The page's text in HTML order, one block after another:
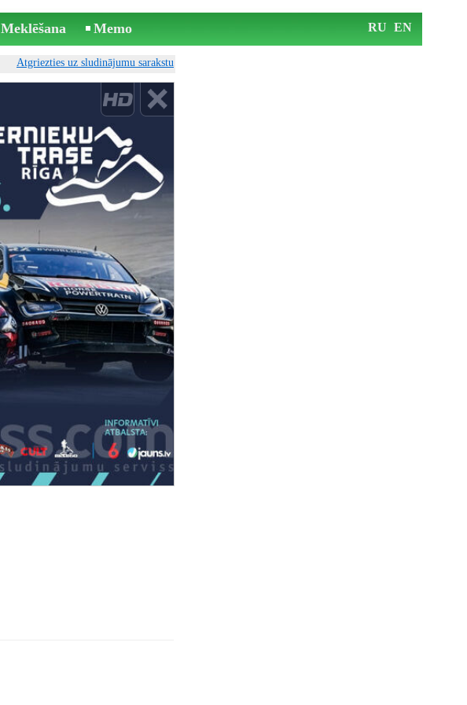
Meklēšana Memo RU EN
Atgriezties uz sludinājumu sarakstu